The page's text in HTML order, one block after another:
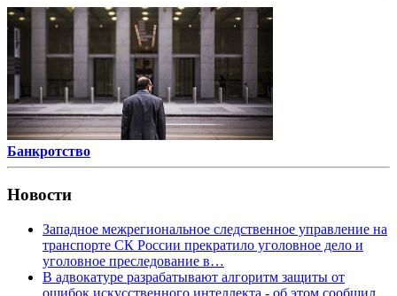
Банкротство
Новости
Западное межрегиональное следственное управление на
транспорте СК России прекратило уголовное дело и
уголовное преследование в…
В адвокатуре разрабатывают алгоритм защиты от
ошибок искусственного интеллекта - об этом сообщил